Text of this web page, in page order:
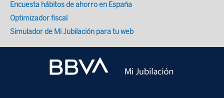
Encuesta hábitos de ahorro en España
Optimizador fiscal
Simulador de Mi Jubilación para tu web